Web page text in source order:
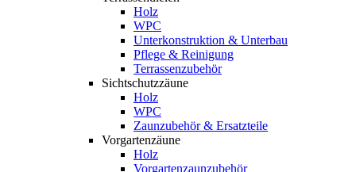
Holz
WPC
Unterkonstruktion & Unterbau
Pflege & Reinigung
Terrassenzubehör
Sichtschutzzäune
Holz
WPC
Zaunzubehör & Ersatzteile
Vorgartenzäune
Holz
Vorgartenzaunzubehör